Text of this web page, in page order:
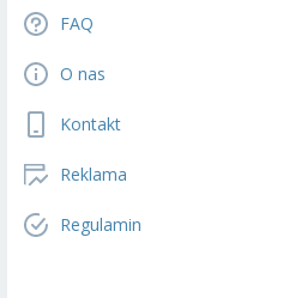
FAQ
O nas
Kontakt
Reklama
Regulamin